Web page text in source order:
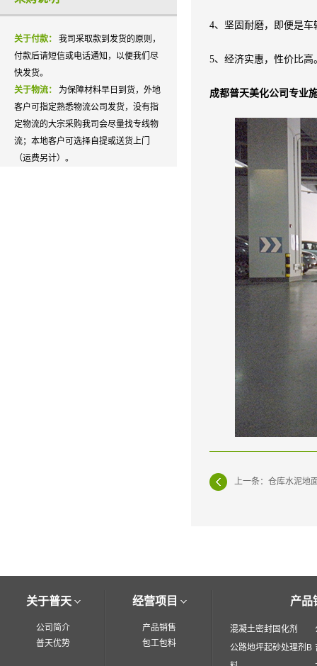
关于付款：
我司采取款到发货的原则，
付款后请短信或电话通知，以便我们尽
快发货。
关于物流：
为保障材料早日到货，外地
客户可指定熟悉物流公司发货，没有指
定物流的大宗采购我司会尽量找专线物
流；本地客户可选择自提或送货上门
（运费另计）。
4、坚固耐磨，即便是
5、经济实惠，性价比
成都普天美化公司专业
上一条：仓库水泥地
关于普天
公司简介
普天优势
经营项目
产品销售
包工包料
产品
混凝土密封固化剂
公路地坪起砂处理剂B